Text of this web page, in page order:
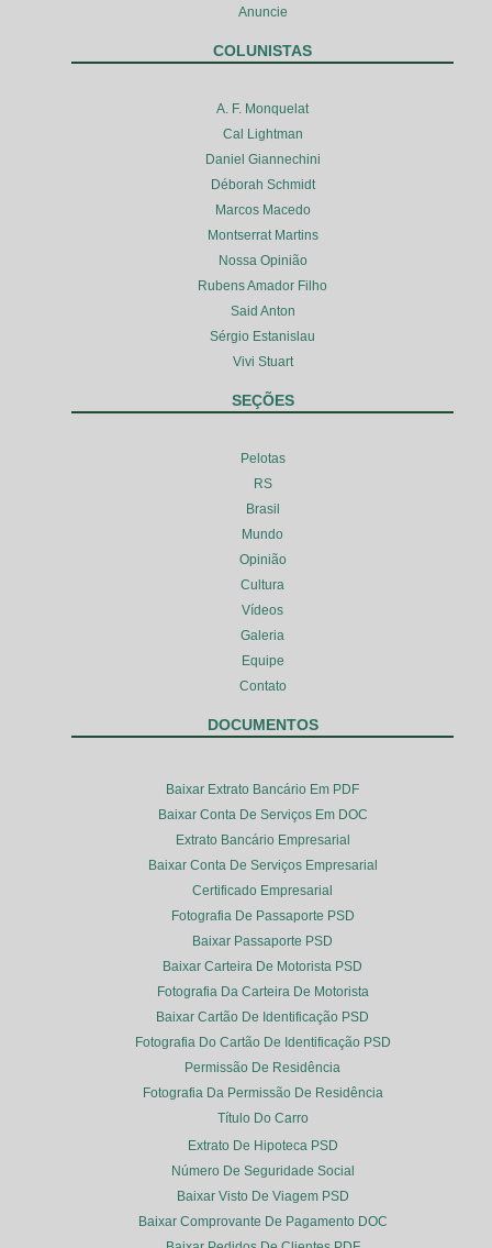
Anuncie
COLUNISTAS
A. F. Monquelat
Cal Lightman
Daniel Giannechini
Déborah Schmidt
Marcos Macedo
Montserrat Martins
Nossa Opinião
Rubens Amador Filho
Said Anton
Sérgio Estanislau
Vivi Stuart
SEÇÕES
Pelotas
RS
Brasil
Mundo
Opinião
Cultura
Vídeos
Galeria
Equipe
Contato
DOCUMENTOS
Baixar Extrato Bancário Em PDF
Baixar Conta De Serviços Em DOC
Extrato Bancário Empresarial
Baixar Conta De Serviços Empresarial
Certificado Empresarial
Fotografia De Passaporte PSD
Baixar Passaporte PSD
Baixar Carteira De Motorista PSD
Fotografia Da Carteira De Motorista
Baixar Cartão De Identificação PSD
Fotografia Do Cartão De Identificação PSD
Permissão De Residência
Fotografia Da Permissão De Residência
Título Do Carro
Extrato De Hipoteca PSD
Número De Seguridade Social
Baixar Visto De Viagem PSD
Baixar Comprovante De Pagamento DOC